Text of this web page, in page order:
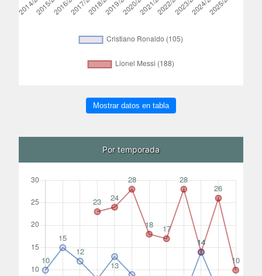
Mostrar datos en tabla
Por temporada